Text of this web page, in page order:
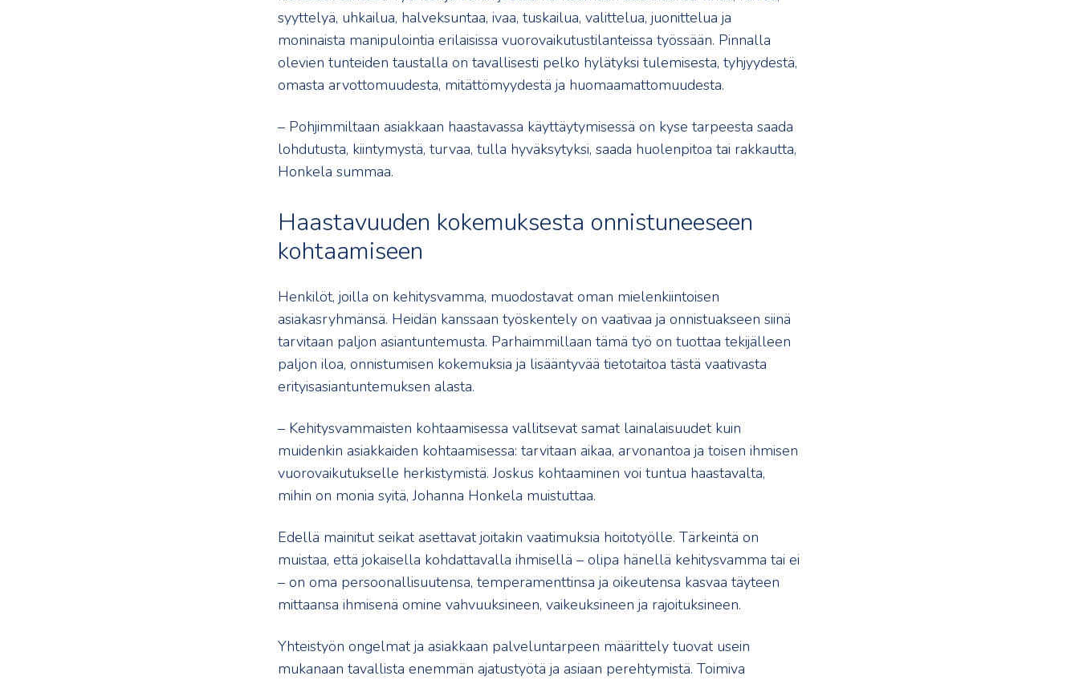
syyttelyä, uhkailua, halveksuntaa, ivaa, tuskailua, valittelua, juonittelua ja
moninaista manipulointia erilaisissa vuorovaikutustilanteissa työssään. Pinnalla
olevien tunteiden taustalla on tavallisesti pelko hylätyksi tulemisesta, tyhjyydestä,
omasta arvottomuudesta, mitättömyydestä ja huomaamattomuudesta.
– Pohjimmiltaan asiakkaan haastavassa käyttäytymisessä on kyse tarpeesta saada
lohdutusta, kiintymystä, turvaa, tulla hyväksytyksi, saada huolenpitoa tai rakkautta,
Honkela summaa.
Haastavuuden kokemuksesta onnistuneeseen
kohtaamiseen
Henkilöt, joilla on kehitysvamma, muodostavat oman mielenkiintoisen
asiakasryhmänsä. Heidän kanssaan työskentely on vaativaa ja onnistuakseen siinä
tarvitaan paljon asiantuntemusta. Parhaimmillaan tämä työ on tuottaa tekijälleen
paljon iloa, onnistumisen kokemuksia ja lisääntyvää tietotaitoa tästä vaativasta
erityisasiantuntemuksen alasta.
– Kehitysvammaisten kohtaamisessa vallitsevat samat lainalaisuudet kuin
muidenkin asiakkaiden kohtaamisessa: tarvitaan aikaa, arvonantoa ja toisen ihmisen
vuorovaikutukselle herkistymistä. Joskus kohtaaminen voi tuntua haastavalta,
mihin on monia syitä, Johanna Honkela muistuttaa.
Edellä mainitut seikat asettavat joitakin vaatimuksia hoitotyölle. Tärkeintä on
muistaa, että jokaisella kohdattavalla ihmisellä – olipa hänellä kehitysvamma tai ei
– on oma persoonallisuutensa, temperamenttinsa ja oikeutensa kasvaa täyteen
mittaansa ihmisenä omine vahvuuksineen, vaikeuksineen ja rajoituksineen.
Yhteistyön ongelmat ja asiakkaan palveluntarpeen määrittely tuovat usein
mukanaan tavallista enemmän ajatustyötä ja asiaan perehtymistä. Toimiva